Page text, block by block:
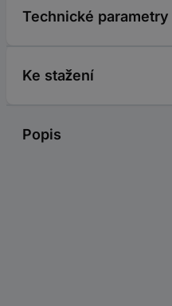
Technické parametry
Ke stažení
Popis